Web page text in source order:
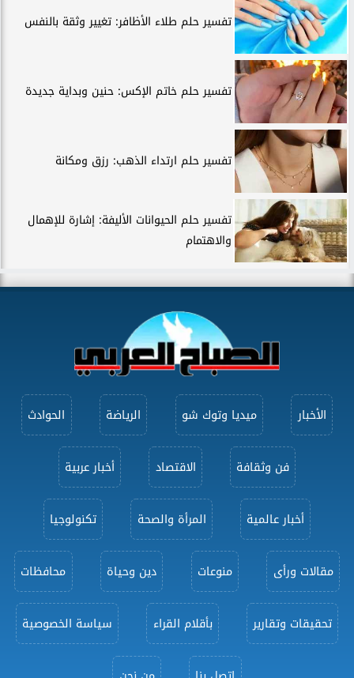
تفسير حلم طلاء الأظافر: تغيير وثقة بالنفس
تفسير حلم خاتم الإكس: حنين وبداية جديدة
تفسير حلم ارتداء الذهب: رزق ومكانة
تفسير حلم الحيوانات الأليفة: إشارة للإهمال
والاهتمام
الأخبار ميديا وتوك شو الرياضة الحوادث
فن وثقافة الاقتصاد أخبار عربية
أخبار عالمية المرأة والصحة تكنولوجيا
مقالات ورأى منوعات دين وحياة محافظات
تحقيقات وتقارير بأقلام القراء سياسة الخصوصية